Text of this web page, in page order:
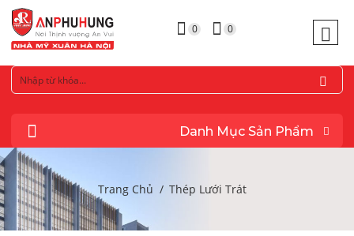
0 0
Danh Mục Sản Phẩm
Trang Chủ Thép Lưới Trát